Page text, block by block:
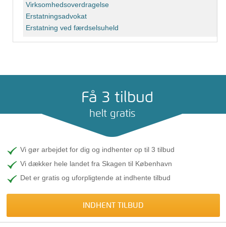
Virksomhedsoverdragelse
Erstatningsadvokat
Erstatning ved færdselsuheld
Få 3 tilbud
helt gratis
Vi gør arbejdet for dig og indhenter op til 3 tilbud
Vi dækker hele landet fra Skagen til København
Det er gratis og uforpligtende at indhente tilbud
INDHENT TILBUD